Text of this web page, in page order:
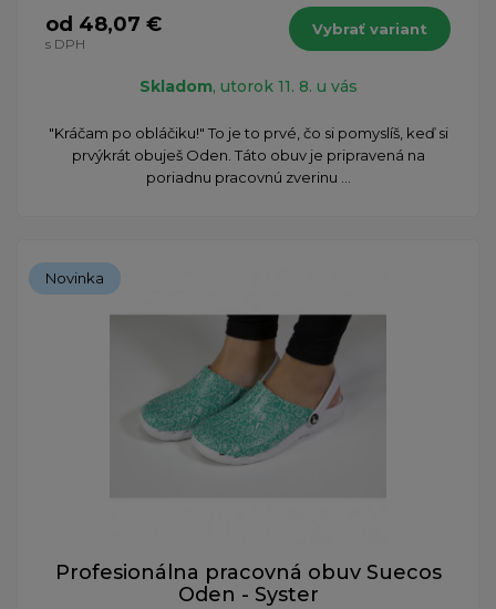
od 48,07 €
s DPH
Vybrať variant
Skladom, utorok 11. 8. u vás
​"Kráčam po obláčiku!" To je to prvé, čo si pomyslíš, keď si
prvýkrát obuješ Oden. Táto obuv je pripravená na
poriadnu pracovnú zverinu ...
Novinka
Profesionálna pracovná obuv Suecos
Oden - Syster